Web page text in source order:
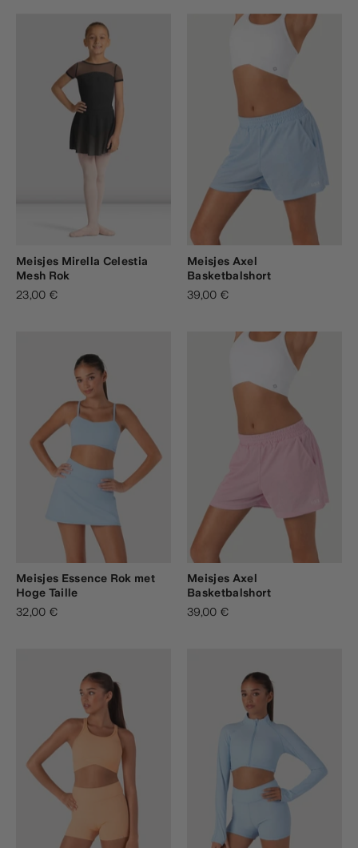
Meisjes Mirella Celestia
Mesh Rok
23,00 €
Meisjes Axel
Basketbalshort
39,00 €
Meisjes Essence Rok met
Hoge Taille
32,00 €
Meisjes Axel
Basketbalshort
39,00 €